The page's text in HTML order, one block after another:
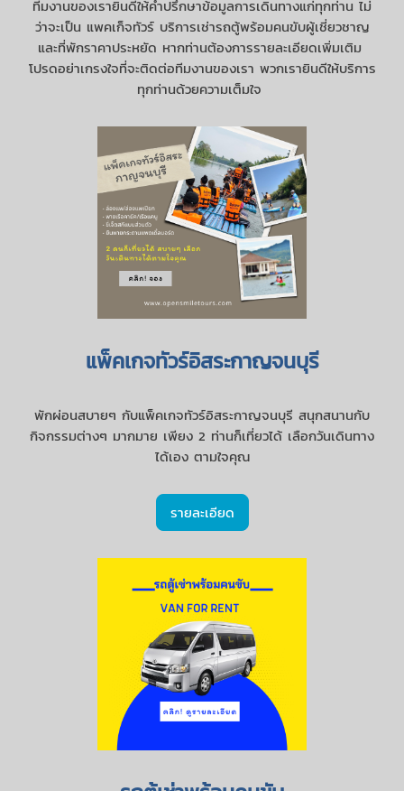
ทีมงานของเรายินดีให้คำปรึกษาข้อมูลการเดินทางแก่ทุกท่าน ไม่
ว่าจะเป็น แพคเก็จทัวร์ บริการเช่ารถตู้พร้อมคนขับผู้เชี่ยวชาญ
และที่พักราคาประหยัด หากท่านต้องการรายละเอียดเพิ่มเติม
โปรดอย่าเกรงใจที่จะติดต่อทีมงานของเรา พวกเรายินดีให้บริการ
ทุกท่านด้วยความเต็มใจ
แพ็คเกจทัวร์อิสระกาญจนบุรี
พักผ่อนสบายๆ กับแพ็คเกจทัวร์อิสระกาญจนบุรี สนุกสนานกับ
กิจกรรมต่างๆ มากมาย เพียง 2 ท่านก็เที่ยวได้ เลือกวันเดินทาง
ได้เอง ตามใจคุณ
รายละเอียด